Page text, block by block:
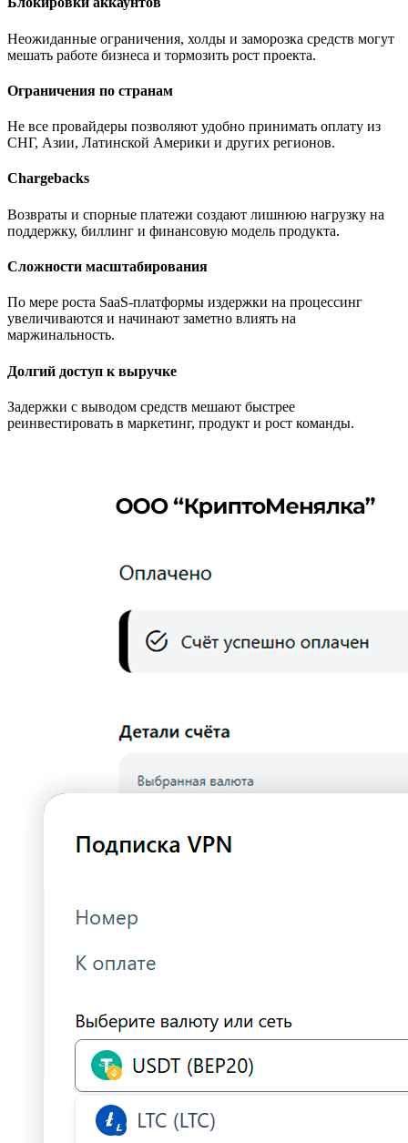
Неожиданные ограничения, холды и заморозка средств могут
мешать работе бизнеса и тормозить рост проекта.
Ограничения по странам
Не все провайдеры позволяют удобно принимать оплату из
СНГ, Азии, Латинской Америки и других регионов.
Chargebacks
Возвраты и спорные платежи создают лишнюю нагрузку на
поддержку, биллинг и финансовую модель продукта.
Сложности масштабирования
По мере роста SaaS-платформы издержки на процессинг
увеличиваются и начинают заметно влиять на
маржинальность.
Долгий доступ к выручке
Задержки с выводом средств мешают быстрее
реинвестировать в маркетинг, продукт и рост команды.